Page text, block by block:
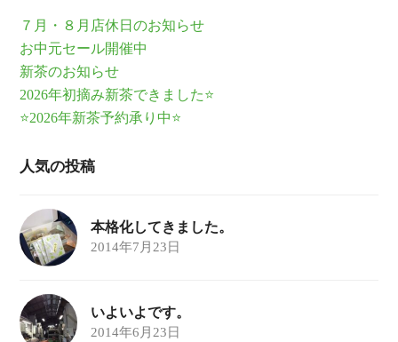
７月・８月店休日のお知らせ
お中元セール開催中
新茶のお知らせ
2026年初摘み新茶できました⭐
⭐2026年新茶予約承り中⭐
人気の投稿
本格化してきました。
2014年7月23日
いよいよです。
2014年6月23日